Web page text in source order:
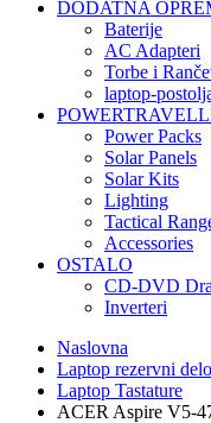
DODATNA
Baterije
AC Adapteri
Torbe i
laptop-
Power Packs
Solar Panels
Solar Kits
Lighting
Tactical
Accessories
OSTALO
CD-DVD
Inverteri
Naslovna
Laptop rezervni
Laptop Tastature
ACER Aspire V5-